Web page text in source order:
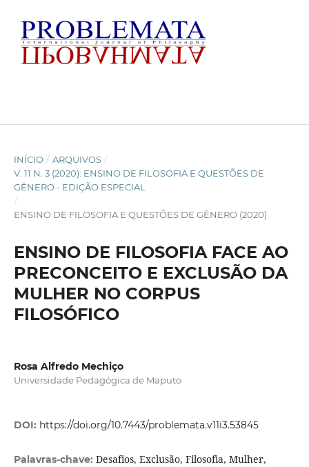
INÍCIO / ARQUIVOS /
V. 11 N. 3 (2020): ENSINO DE FILOSOFIA E QUESTÕES DE
GÊNERO - EDIÇÃO ESPECIAL
/
ENSINO DE FILOSOFIA E QUESTÕES DE GÊNERO (2020)
ENSINO DE FILOSOFIA FACE AO
PRECONCEITO E EXCLUSÃO DA
MULHER NO CORPUS
FILOSÓFICO
Rosa Alfredo Mechiço
Universidade Pedagógica de Maputo
DOI: https://doi.org/10.7443/problemata.v11i3.53845
Palavras-chave: Desafios, Exclusão, Filosofia, Mulher,